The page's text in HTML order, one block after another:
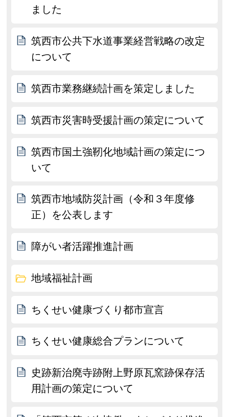
ました
筑西市公共下水道事業経営戦略の改定
について
筑西市業務継続計画を策定しました
筑西市災害時受援計画の策定について
筑西市国土強靭化地域計画の策定につ
いて
筑西市地域防災計画（令和３年度修
正）を公表します
障がい者活躍推進計画
地域福祉計画
ちくせい健康づくり都市宣言
ちくせい健康総合プランについて
史跡新治廃寺跡附上野原瓦窯跡保存活
用計画の策定について